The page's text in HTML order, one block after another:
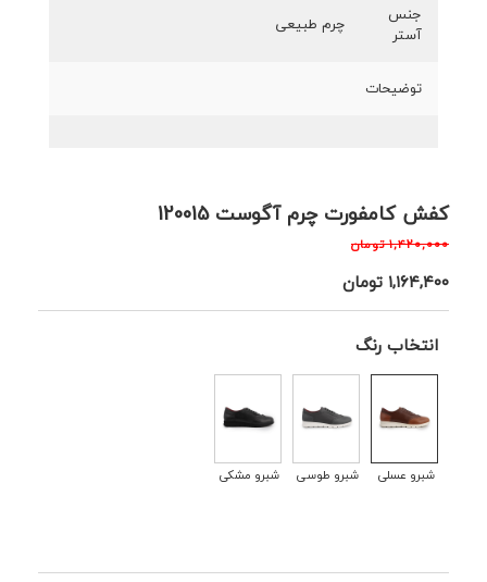
کفش کامفورت چرم آگوست 120015
۱,۴۲۰,۰۰۰ تومان
۱,۱۶۴,۴۰۰ تومان
انتخاب رنگ
شبرو عسلی شبرو طوسی شبرو مشکی
جنس
آستر
چرم طبیعی
توضیحات